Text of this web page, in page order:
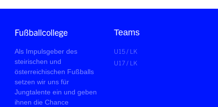
Fußballcollege
Als Impulsgeber des
steirischen und
österreichischen Fußballs
setzen wir uns für
Jungtalente ein und geben
ihnen die Chance
Teams
U15 / LK
U17 / LK